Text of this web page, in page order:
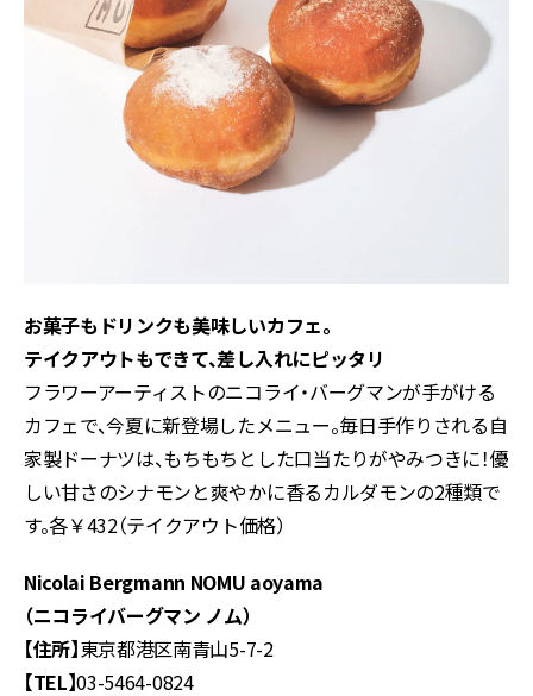
お菓子もドリンクも美味しいカフェ。
テイクアウトもできて、差し入れにピッタリ
フラワーアーティストのニコライ・バーグマンが手がける
カフェで、今夏に新登場したメニュー。毎日手作りされる自
家製ドーナツは、もちもちとした口当たりがやみつきに！優
しい甘さのシナモンと爽やかに香るカルダモンの2種類で
す。各￥432（テイクアウト価格）
Nicolai Bergmann NOMU aoyama
（ニコライバーグマン ノム）
【住所】東京都港区南青山5-7-2
【TEL】03-5464-0824